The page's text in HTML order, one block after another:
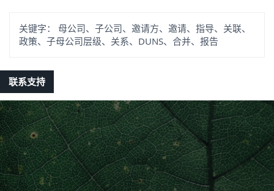
关键字：
母公司、子公司、邀请方、邀请、指导、关联、
政策、子母公司层级、关系、DUNS、合并、报告
联系支持